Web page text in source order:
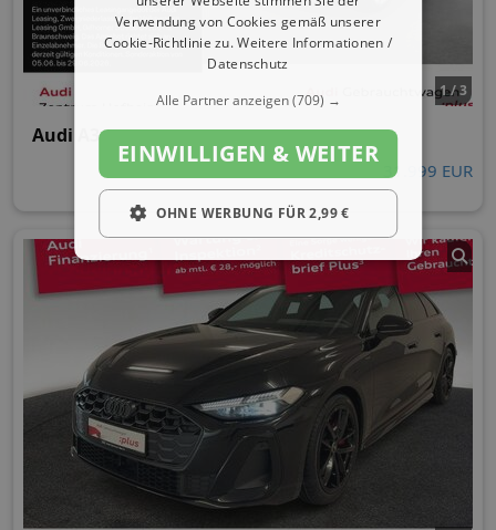
1 / 3
Audi A3
31.999 EUR
Verwendung von Cookies gemäß unserer
Cookie-Richtlinie zu.Weitere Informationen /
Datenschutz
Alle Partner anzeigen(709) →
EINWILLIGEN & WEITER
OHNE WERBUNG FÜR 2,99 €